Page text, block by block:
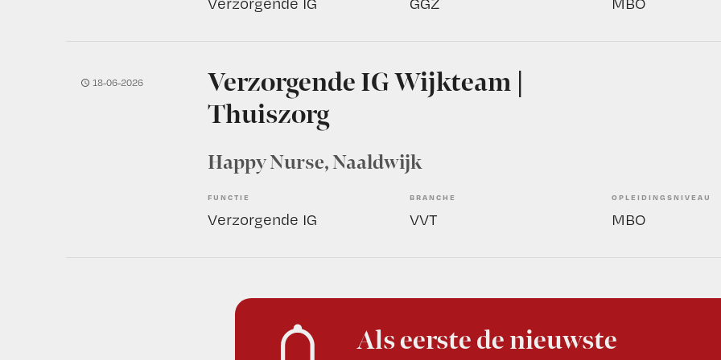
18-06-2026
Verzorgende IG Wijkteam |
Thuiszorg
Happy Nurse, Naaldwijk
FUNCTIE
Verzorgende IG
BRANCHE
VVT
OPLEIDINGSNIVEAU
MBO
Als eerste de nieuwste